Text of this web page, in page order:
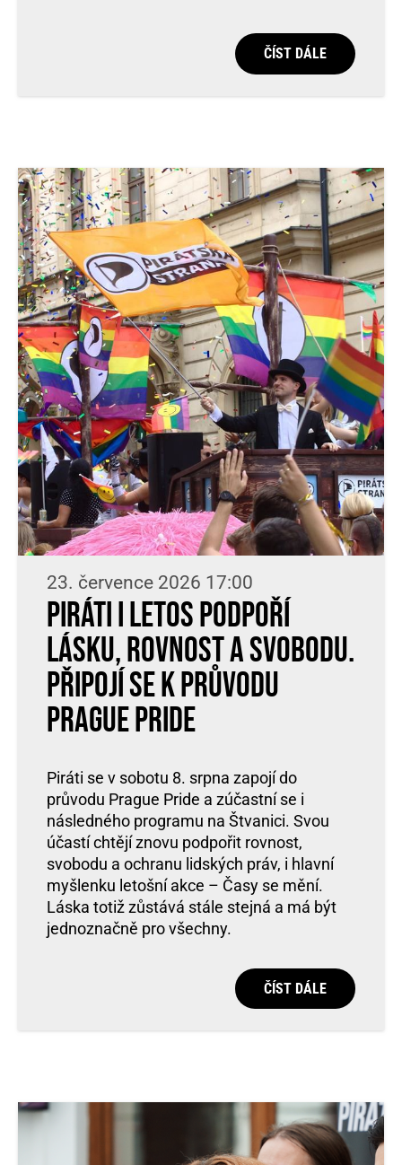
ČÍST DÁLE
23. července 2026 17:00
Piráti i letos podpoří
lásku, rovnost a svobodu.
Připojí se k průvodu
Prague Pride
Piráti se v sobotu 8. srpna zapojí do
průvodu Prague Pride a zúčastní se i
následného programu na Štvanici. Svou
účastí chtějí znovu podpořit rovnost,
svobodu a ochranu lidských práv, i hlavní
myšlenku letošní akce – Časy se mění.
Láska totiž zůstává stále stejná a má být
jednoznačně pro všechny.
ČÍST DÁLE